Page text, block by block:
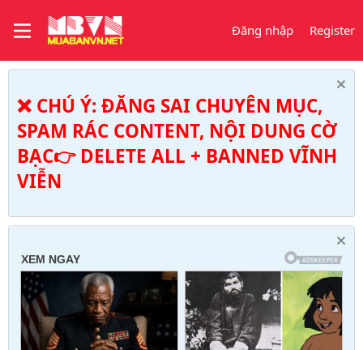
Đăng nhập Register
❌ CHÚ Ý: ĐĂNG SAI CHUYÊN MỤC,
SPAM RÁC CONTENT, NỘI DUNG CỜ
BẠC👉 DELETE ALL + BANNED VĨNH
VIỄN